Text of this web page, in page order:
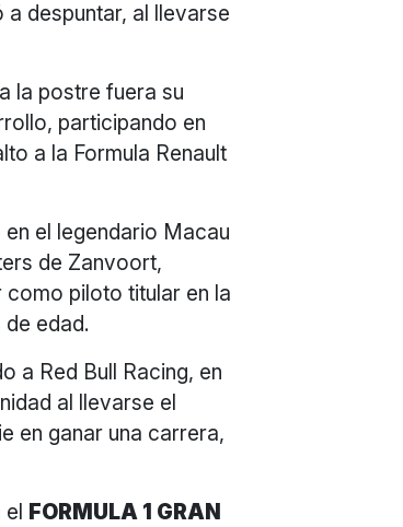
despuntar, al llevarse
la postre fuera su
participando en
a la Formula Renault
el legendario Macau
de Zanvoort,
como piloto titular en la
de edad.
a Red Bull Racing, en
al llevarse el
en ganar una carrera,
el FORMULA 1 GRAN